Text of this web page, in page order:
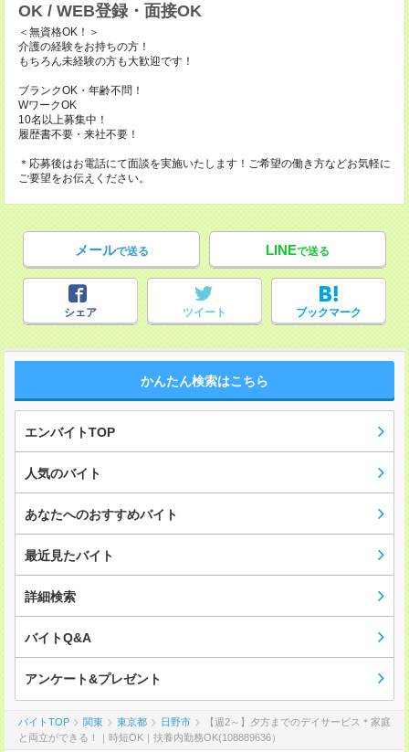
OK / WEB登録・面接OK
＜無資格OK！＞
介護の経験をお持ちの方！
もちろん未経験の方も大歓迎です！
ブランクOK・年齢不問！
WワークOK
10名以上募集中！
履歴書不要・来社不要！
＊応募後はお電話にて面談を実施いたします！ご希望の働き方などお気軽に
ご要望をお伝えください。
メールで送る LINEで送る
シェア ツイート ブックマーク
かんたん検索はこちら
エンバイトTOP
人気のバイト
あなたへのおすすめバイト
最近見たバイト
詳細検索
バイトQ&A
アンケート&プレゼント
バイトTOP 関東 東京都 日野市
【週2～】夕方までのデイサービス＊家庭
と両立ができる！｜時短OK｜扶養内勤務OK(108889636）